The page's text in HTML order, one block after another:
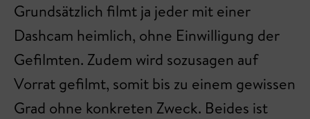
Grundsätzlich filmt ja jeder mit einer
Dashcam heimlich, ohne Einwilligung der
Gefilmten. Zudem wird sozusagen auf
Vorrat gefilmt, somit bis zu einem gewissen
Grad ohne konkreten Zweck. Beides ist